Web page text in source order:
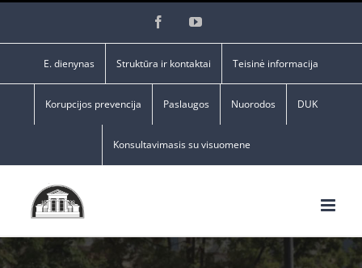
FacebookYouTube
E. dienynas Struktūra ir kontaktai Teisinė informacija
Korupcijos prevencija Paslaugos Nuorodos DUK
Konsultavimasis su visuomene